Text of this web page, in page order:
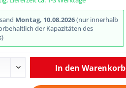
Montag, 10.08.2026(nur innerhalb
der Kapazitäten des
In den Warenkorb